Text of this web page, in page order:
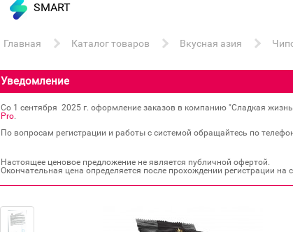
SMART
Главная Каталог товаров Вкусная азия
Уведомление
Со 1 сентября 2025 г. оформление заказов в компанию "Сладкая
Pro.
По вопросам регистрации и работы с системой обращайтесь по
Настоящее ценовое предложение не является публичной офертой.
Окончательная цена определяется после прохождении регистрации на